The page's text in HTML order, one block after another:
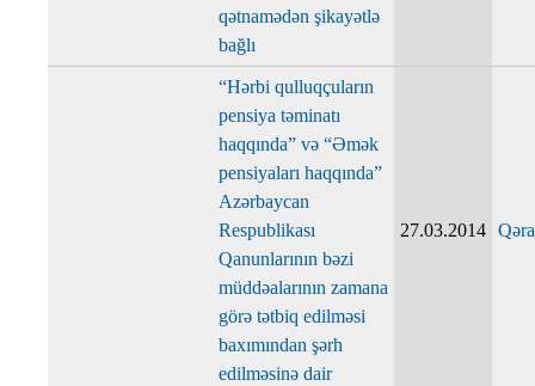
qətnamədən şikayətlə
bağlı
“Hərbi qulluqçuların
pensiya təminatı
haqqında” və “Əmək
pensiyaları haqqında”
Azərbaycan
Respublikası
Qanunlarının bəzi
müddəalarının zamana
görə tətbiq edilməsi
baxımından şərh
edilməsinə dair
27.03.2014